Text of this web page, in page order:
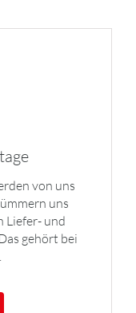
von uns
uns
Liefer- und
gehört bei